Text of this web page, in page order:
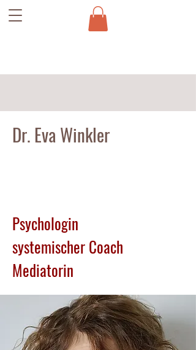
Dr. Eva Winkler
Psychologin
systemischer Coach
Mediatorin